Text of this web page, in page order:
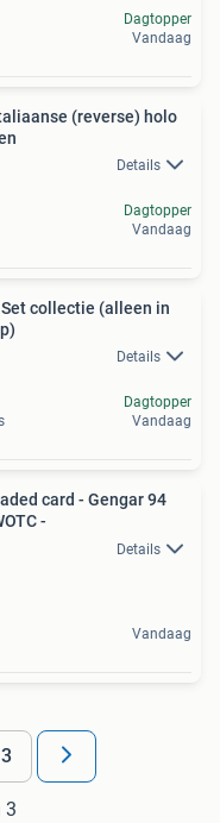
Dagtopper
Vandaag
(reverse) holo
Details
Dagtopper
Vandaag
collectie (alleen in
Details
Dagtopper
Vandaag
card - Gengar 94
-
Details
Vandaag
3
3